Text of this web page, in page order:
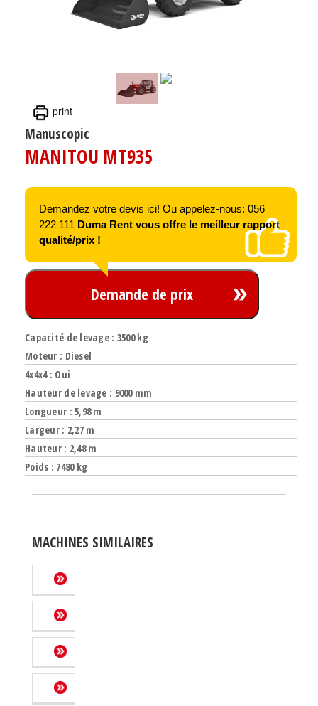
print
Manuscopic
MANITOU MT935
Demandez votre devis ici! Ou appelez-nous: 056
222 111 Duma Rent vous offre le meilleur rapport
qualité/prix !
Demande de prix
Capacité de levage : 3500 kg
Moteur : Diesel
4x4x4 : Oui
Hauteur de levage : 9000 mm
Longueur : 5,98 m
Largeur : 2,27 m
Hauteur : 2,48 m
Poids : 7480 kg
MACHINES SIMILAIRES